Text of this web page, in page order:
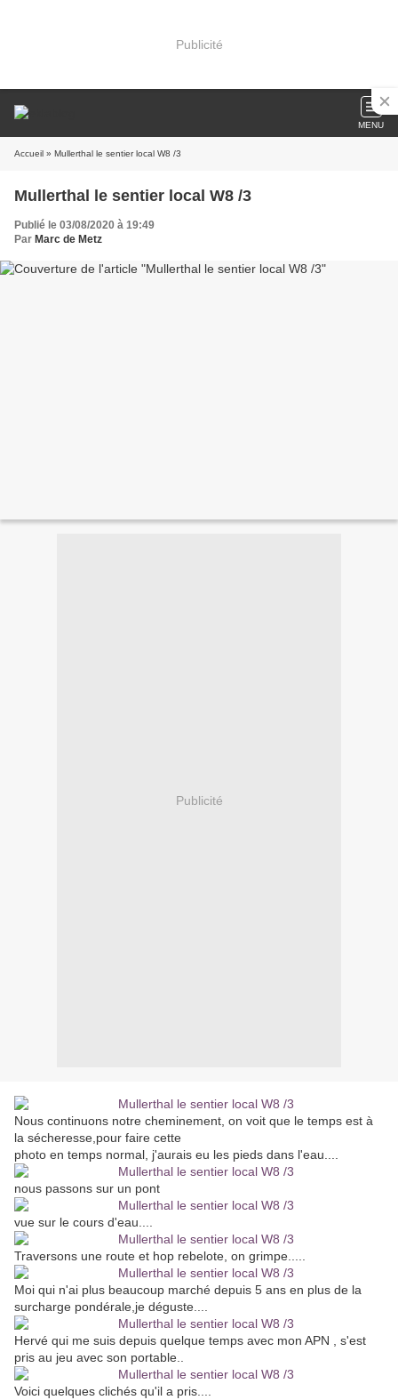
Publicité
MENU
Accueil » Mullerthal le sentier local W8 /3
Mullerthal le sentier local W8 /3
Publié le 03/08/2020 à 19:49
Par Marc de Metz
Publicité
Nous continuons notre cheminement, on voit que le temps est à
la sécheresse,pour faire cette
photo en temps normal, j'aurais eu les pieds dans l'eau....
nous passons sur un pont
vue sur le cours d'eau....
Traversons une route et hop rebelote, on grimpe.....
Moi qui n'ai plus beaucoup marché depuis 5 ans en plus de la
surcharge pondérale,je déguste....
Hervé qui me suis depuis quelque temps avec mon APN , s'est
pris au jeu avec son portable..
Voici quelques clichés qu'il a pris....